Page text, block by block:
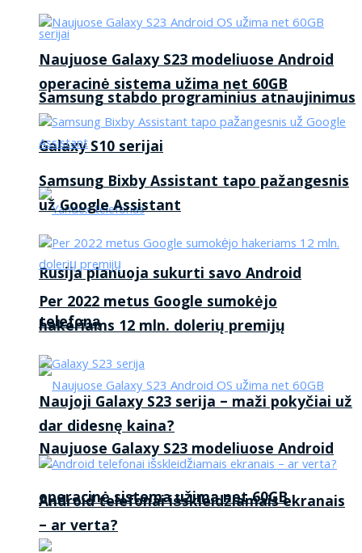
Samsung stabdo programinius atnaujinimus
Galaxy S10 serijai
Rusija planuoja sukurti savo Android
telefoną
Naujuose Galaxy S23 modeliuose Android
operacinė sistema užima net 60GB
Naujuose Galaxy S23 modeliuose Android
operacinė sistema užima net 60GB
Samsung Bixby Assistant tapo pažangesnis
už Google Assistant
Per 2022 metus Google sumokėjo
hakeriams 12 mln. dolerių premijų
Naujoji Galaxy S23 serija – maži pokyčiai už
dar didesnę kaina?
Android telefonai išskleidžiamais ekranais
– ar verta?